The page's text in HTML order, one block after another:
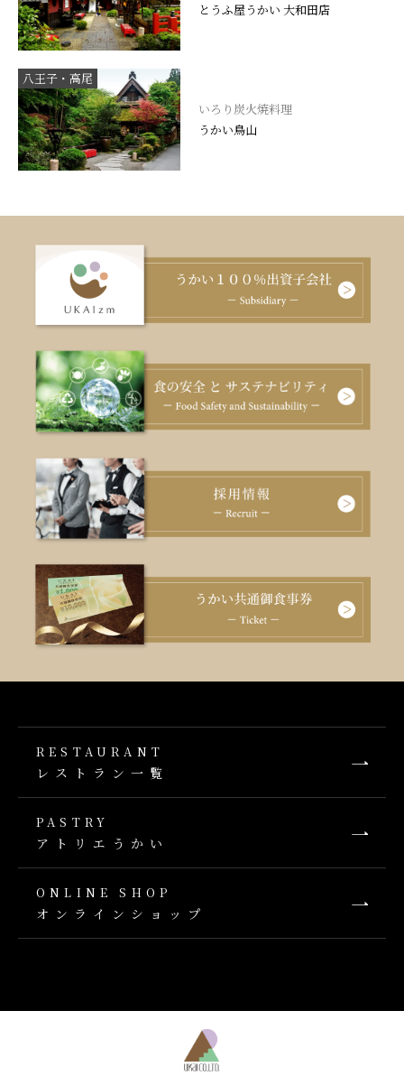
とうふ屋うかい 大和田店
八王子・高尾
いろり炭火焼料理
うかい鳥山
RESTAURANT
レストラン一覧
PASTRY
アトリエうかい
ONLINE SHOP
オンラインショップ